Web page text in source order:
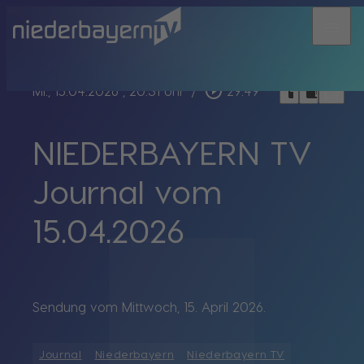
Mi., 15.04.2026 , 20:31 Uhr / play_circle_outline 29:49 headphoneschrome_reader_modebookmark_border
NIEDERBAYERN TV
Journal vom
15.04.2026
Sendung vom Mittwoch, 15. April 2026.
Journal Niederbayern
Niederbayern TV